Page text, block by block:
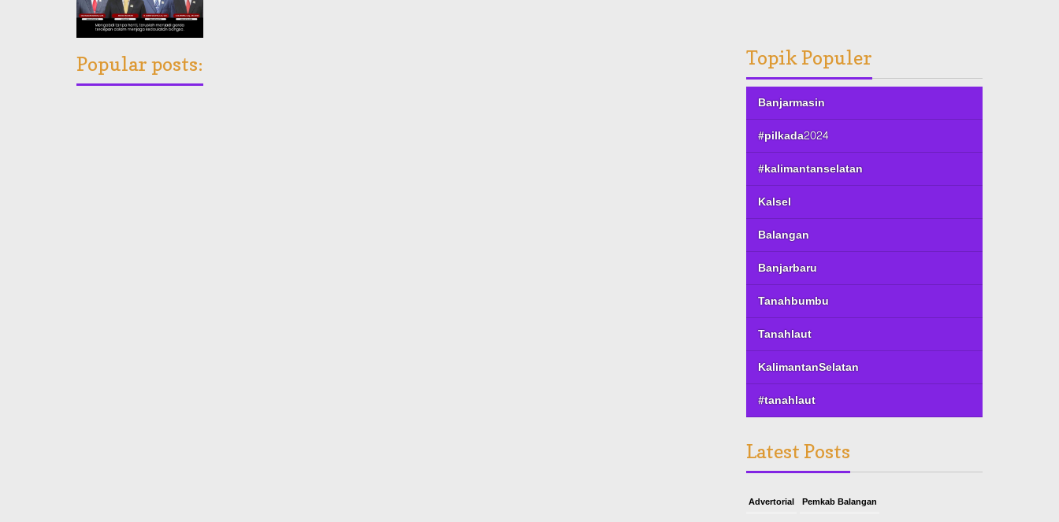
Popular posts: Topik Populer
Banjarmasin
#pilkada2024
#kalimantanselatan
Kalsel
Balangan
Banjarbaru
Tanahbumbu
Tanahlaut
KalimantanSelatan
#tanahlaut
Latest Posts
Advertorial Pemkab Balangan